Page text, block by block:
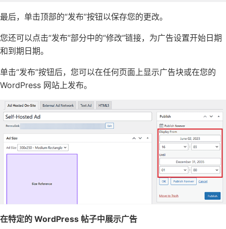
最后，单击顶部的“发布”按钮以保存您的更改。
您还可以点击“发布”部分中的“修改”链接，为广告设置开始日期
和到期日期。
单击“发布”按钮后，您可以在任何页面上显示广告块或在您的
WordPress 网站上发布。
在特定的 WordPress 帖子中展示广告